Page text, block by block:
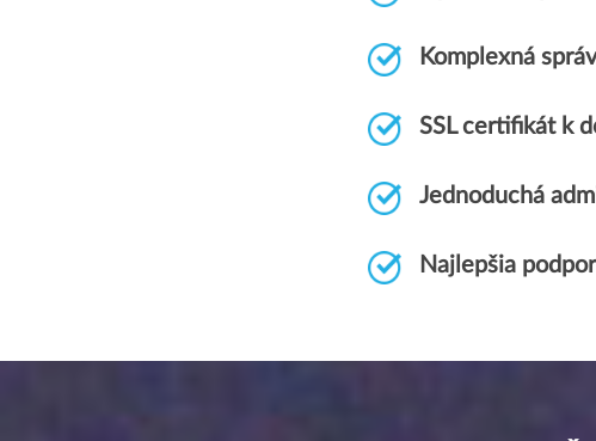
Komplexná
SSL certifikát k
Jednoduchá
Najlepšia